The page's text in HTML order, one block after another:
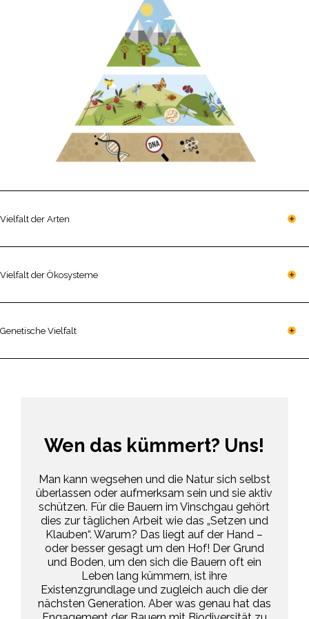
Vielfalt der Arten
Vielfalt der Ökosysteme
Genetische Vielfalt
Wen das kümmert? Uns!
Man kann wegsehen und die Natur sich selbst
überlassen oder aufmerksam sein und sie aktiv
schützen. Für die Bauern im Vinschgau gehört
dies zur täglichen Arbeit wie das „Setzen und
Klauben“. Warum? Das liegt auf der Hand –
oder besser gesagt um den Hof! Der Grund
und Boden, um den sich die Bauern oft ein
Leben lang kümmern, ist ihre
Existenzgrundlage und zugleich auch die der
nächsten Generation. Aber was genau hat das